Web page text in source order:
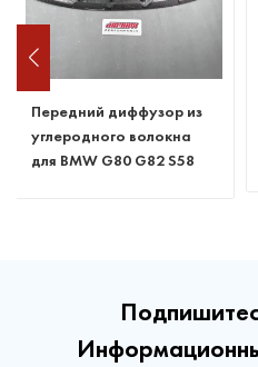
Рулевое колесо из
углеродного волокна
для BMW M5 F90